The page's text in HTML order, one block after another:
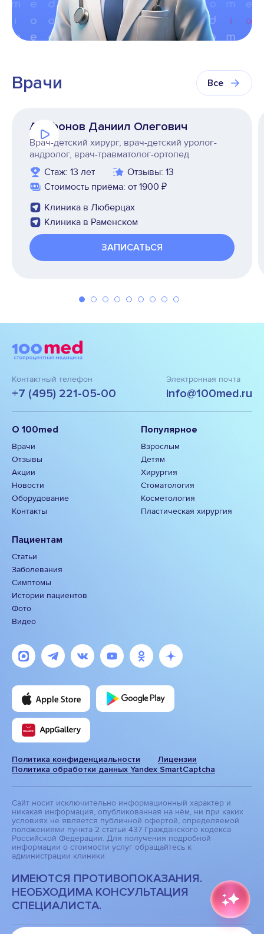
Врачи Все
Агафонов Даниил Олегович
Врач-детский хирург, врач-детский уролог-
андролог, врач-травматолог-ортопед
Стаж: 13 лет
Отзывы: 13
Стоимость приёма: от 1900 ₽
Клиника в Люберцах
Клиника в Раменском
ЗАПИСАТЬСЯ
Контактный телефон
+7 (495) 221-05-00
Электронная почта
info@100med.ru
О 100med
Врачи
Отзывы
Акции
Новости
Оборудование
Контакты
Популярное
Взрослым
Детям
Хирургия
Стоматология
Косметология
Пластическая хирургия
Пациентам
Статьи
Заболевания
Симптомы
Истории пациентов
Фото
Видео
Политика конфиденциальности
Лицензии
Политика обработки данных Yandex SmartCaptcha
Сайт носит исключительно информационный характер и
никакая информация, опубликованная на нём, ни при каких
условиях не является публичной офертой, определяемой
положениями пункта 2 статьи 437 Гражданского кодекса
Российской Федерации. Для получения подробной
информации о стоимости услуг обращайтесь к
администрации клиники
ИМЕЮТСЯ ПРОТИВОПОКАЗАНИЯ.
НЕОБХОДИМА КОНСУЛЬТАЦИЯ
СПЕЦИАЛИСТА.